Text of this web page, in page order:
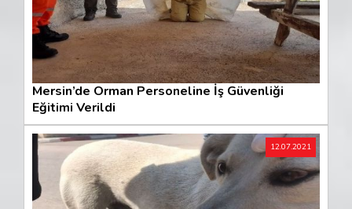
Mersin’de Orman Personeline İş Güvenliği
Eğitimi Verildi
12.07.2021